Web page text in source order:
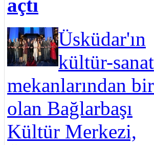
açtı
Üsküdar'ın
kültür-sanat
mekanlarından
olan Bağlarbaşı
Kültür Merkezi,